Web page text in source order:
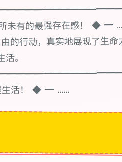
未有的最强存在感！ ◆ ━
的行动，真实地展现了生
。
生活！ ◆ ━ ......